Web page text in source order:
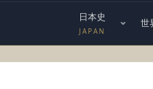
日本史
JAPAN
世